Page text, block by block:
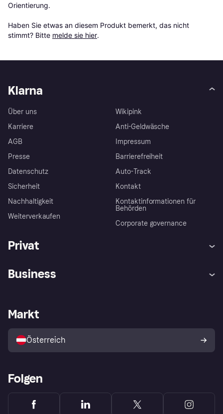
Orientierung.
Haben Sie etwas an diesem Produkt bemerkt, das nicht
stimmt? Bitte melde sie hier.
Klarna
Über uns
Karriere
AGB
Presse
Datenschutz
Sicherheit
Nachhaltigkeit
Weiterverkaufen
Wikipink
Anti-Geldwäsche
Impressum
Barrierefreiheit
Auto-Track
Kontakt
Kontaktinformationen für
Behörden
Corporate governance
Privat
Shops entdecken
Business
Händlerportal
Markt
Österreich
Folgen